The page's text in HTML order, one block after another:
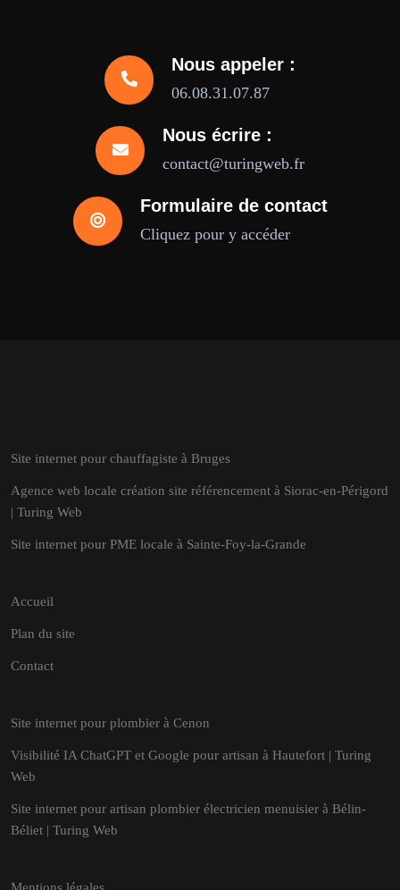
Nous appeler :
06.08.31.07.87
Nous écrire :
contact@turingweb.fr
Formulaire de contact
Cliquez pour y accéder
Site internet pour chauffagiste à Bruges
Agence web locale création site référencement à Siorac-en-Périgord
| Turing Web
Site internet pour PME locale à Sainte-Foy-la-Grande
Accueil
Plan du site
Contact
Site internet pour plombier à Cenon
Visibilité IA ChatGPT et Google pour artisan à Hautefort | Turing
Web
Site internet pour artisan plombier électricien menuisier à Bélin-
Béliet | Turing Web